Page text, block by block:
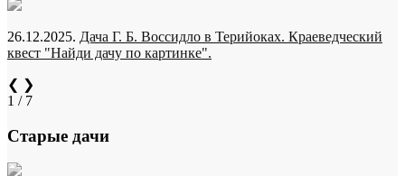
26.12.2025. Дача Г. Б. Воссидло в Терийоках. Краеведческий
квест "Найди дачу по картинке".
❮ ❯
1 / 7
Старые дачи